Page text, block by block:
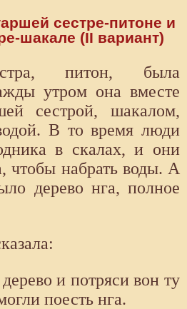
сестре-питоне и
шакале (II вариант)
питон, была
утром она вместе
сестрой, шакалом,
В то время люди
в скалах, и они
чтобы набрать воды. А
дерево нга, полное
и потряси вон ту
поесть нга.